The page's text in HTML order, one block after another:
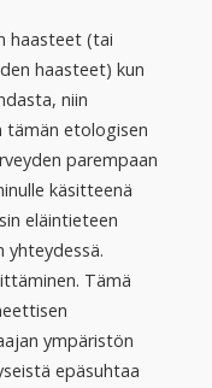
haasteet (tai
haasteet) kun
niin
tämän etologisen
parempaan
käsitteenä
eläintieteen
yhteydessä.
Tämä
ympäristön
epäsuhtaa